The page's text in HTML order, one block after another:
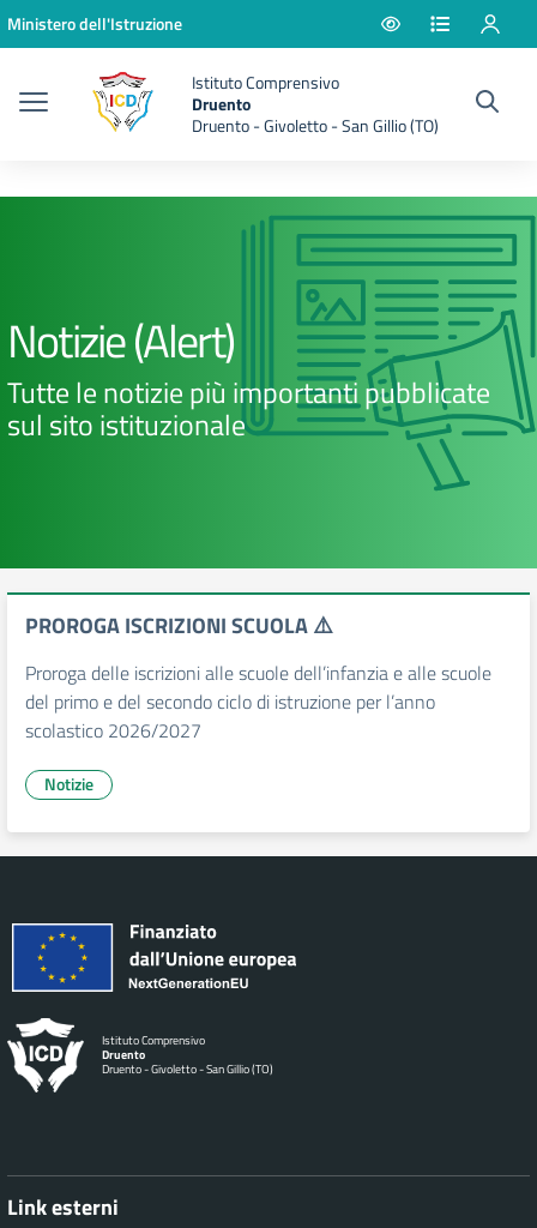
Vai ai contenuti
Vai al menu di navigazione
Vai al footer
Ministero dell'Istruzione
Istituto Comprensivo
Druento
Druento - Givoletto - San Gillio (TO)
Notizie (Alert)
Tutte le notizie più importanti pubblicate
sul sito istituzionale
PROROGA ISCRIZIONI SCUOLA ⚠️
Proroga delle iscrizioni alle scuole dell’infanzia e alle scuole
del primo e del secondo ciclo di istruzione per l’anno
scolastico 2026/2027
Notizie
Istituto Comprensivo
Druento
Druento - Givoletto - San Gillio (TO)
Link esterni